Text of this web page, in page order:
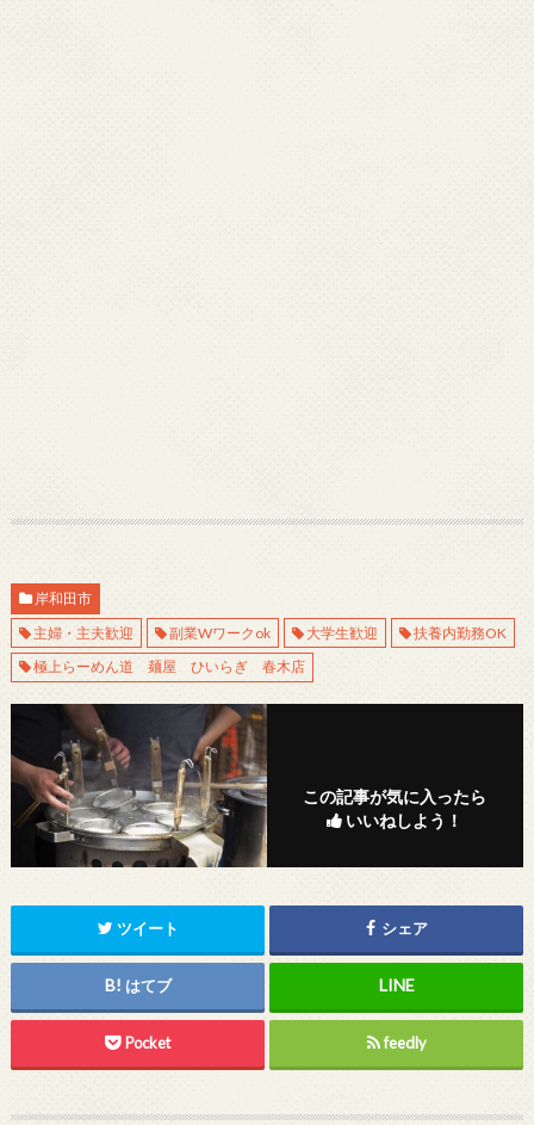
岸和田市
主婦・主夫歓迎
副業Wワークok 大学生歓迎
扶養内勤務OK
極上らーめん道 麺屋 ひいらぎ 春木店
この記事が気に入ったら
いいねしよう！
ツイート シェア
はてブ
Pocket feedly